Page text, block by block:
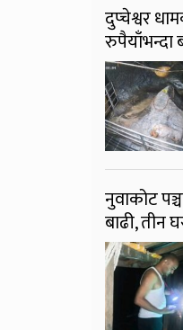
दुप्चेश्वर
रुपैयाँभन्दा
नुवाकोट
बाढी, तीन